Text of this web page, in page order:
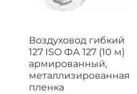
Воздуховод гибкий
127 ISO ФА 127 (10 м)
армированный,
металлизированная
пленка